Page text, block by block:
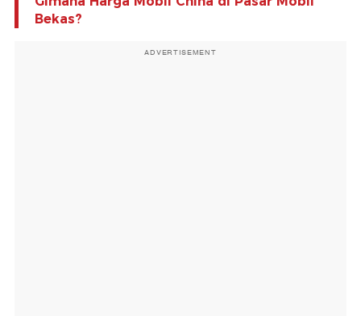
Bekas?
ADVERTISEMENT